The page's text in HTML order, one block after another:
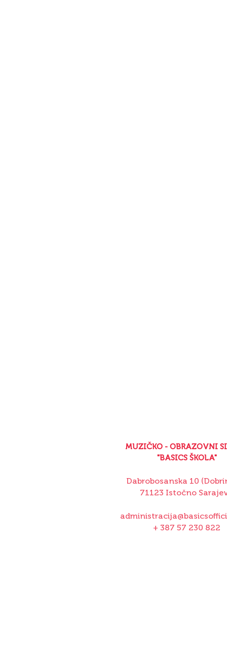
MUZIČKO - OBRAZOVNI
"BASICS ŠKOLA"
Dabrobosanska 10
71123 Istočno
+ 387 57 230 822